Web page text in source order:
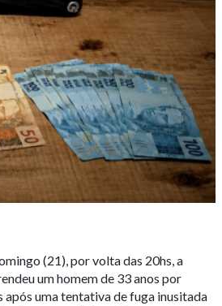
(21), por volta das 20hs, a
um homem de 33 anos por
uma tentativa de fuga inusitada